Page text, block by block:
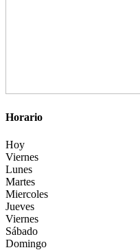
Horario
Hoy
Viernes
Lunes
Martes
Miercoles
Jueves
Viernes
Sábado
Domingo